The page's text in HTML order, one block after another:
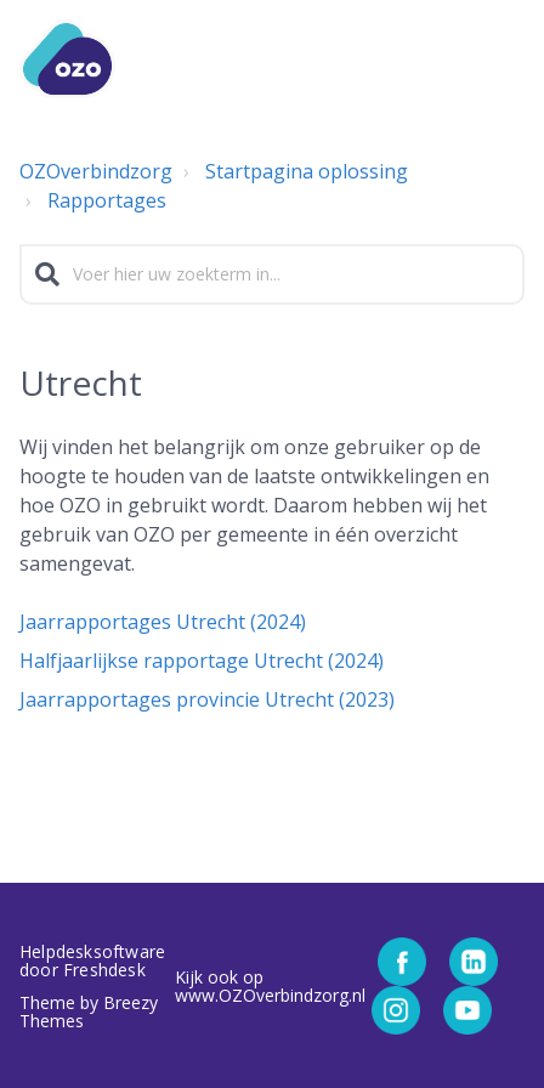
OZOverbindzorg
Startpagina oplossing
Rapportages
Utrecht
Wij vinden het belangrijk om onze gebruiker op de
hoogte te houden van de laatste ontwikkelingen en
hoe OZO in gebruikt wordt. Daarom hebben wij het
gebruik van OZO per gemeente in één overzicht
samengevat.
Jaarrapportages Utrecht (2024)
Halfjaarlijkse rapportage Utrecht (2024)
Jaarrapportages provincie Utrecht (2023)
Helpdesksoftware
door Freshdesk
Theme by Breezy
Themes
Kijk ook op
www.OZOverbindzorg.nl